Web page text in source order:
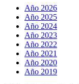
Año 2026
Año 2025
Año 2024
Año 2023
Año 2022
Año 2021
Año 2020
Año 2019